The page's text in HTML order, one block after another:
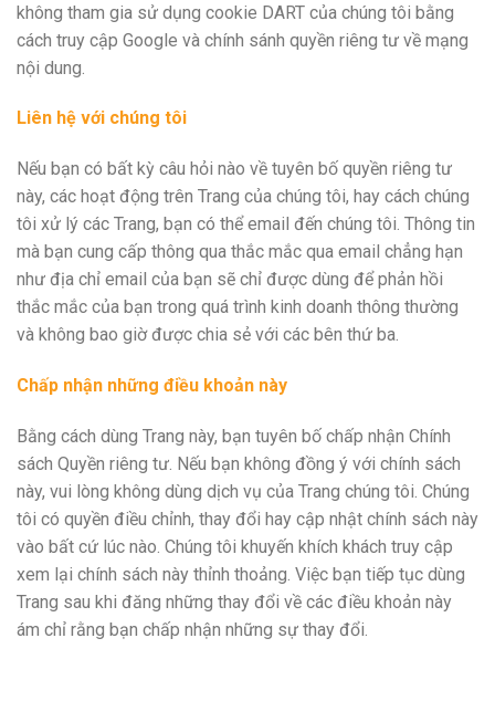
không tham gia sử dụng cookie DART của chúng tôi bằng
cách truy cập Google và chính sánh quyền riêng tư về mạng
nội dung.
Liên hệ với chúng tôi
Nếu bạn có bất kỳ câu hỏi nào về tuyên bố quyền riêng tư
này, các hoạt động trên Trang của chúng tôi, hay cách chúng
tôi xử lý các Trang, bạn có thể email đến chúng tôi. Thông tin
mà bạn cung cấp thông qua thắc mắc qua email chẳng hạn
như địa chỉ email của bạn sẽ chỉ được dùng để phản hồi
thắc mắc của bạn trong quá trình kinh doanh thông thường
và không bao giờ được chia sẻ với các bên thứ ba.
Chấp nhận những điều khoản này
Bằng cách dùng Trang này, bạn tuyên bố chấp nhận Chính
sách Quyền riêng tư. Nếu bạn không đồng ý với chính sách
này, vui lòng không dùng dịch vụ của Trang chúng tôi. Chúng
tôi có quyền điều chỉnh, thay đổi hay cập nhật chính sách này
vào bất cứ lúc nào. Chúng tôi khuyến khích khách truy cập
xem lại chính sách này thỉnh thoảng. Việc bạn tiếp tục dùng
Trang sau khi đăng những thay đổi về các điều khoản này
ám chỉ rằng bạn chấp nhận những sự thay đổi.